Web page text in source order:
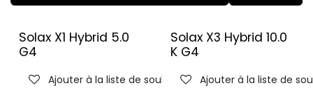
Solax X1 Hybrid 5.0
G4
Ajouter à la liste de souhaits
Solax X3 Hybrid 10.0
K G4
Ajouter à la liste de